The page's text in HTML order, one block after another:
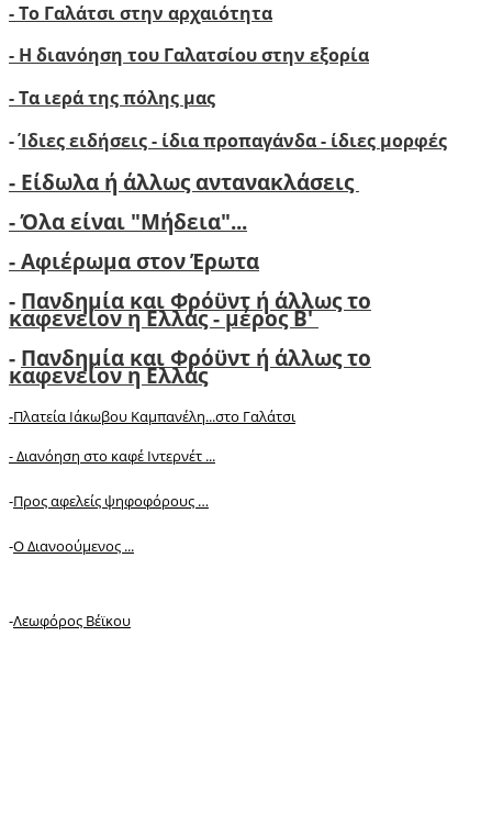
- Το Γαλάτσι στην αρχαιότητα
- Η διανόηση του Γαλατσίου στην εξορία
- Τα ιερά της πόλης μας
-Ίδιες ειδήσεις - ίδια προπαγάνδα - ίδιες μορφές
- Είδωλα ή άλλως αντανακλάσεις
- Όλα είναι "Μήδεια"...
- Αφιέρωμα στον Έρωτα
- Πανδημία και Φρόϋντ ή άλλως το
καφενείον η Ελλάς - μέρος Β'
- Πανδημία και Φρόϋντ ή άλλως το
καφενείον η Ελλάς
-Πλατεία Ιάκωβου Καμπανέλη...στο Γαλάτσι
-Διανόηση στο καφέ Ιντερνέτ ...
-Προς αφελείς ψηφοφόρους …
-Ο Διανοούμενος ...
-Λεωφόρος Βέϊκου